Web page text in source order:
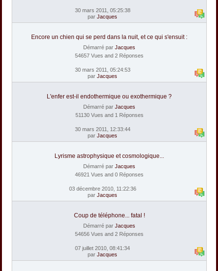
30 mars 2011, 05:25:38
par Jacques
Encore un chien qui se perd dans la nuit, et ce qui s'ensuit :
Démarré par Jacques
54657 Vues and 2 Réponses
30 mars 2011, 05:24:53
par Jacques
L'enfer est-il endothermique ou exothermique ?
Démarré par Jacques
51130 Vues and 1 Réponses
30 mars 2011, 12:33:44
par Jacques
Lyrisme astrophysique et cosmologique...
Démarré par Jacques
46921 Vues and 0 Réponses
03 décembre 2010, 11:22:36
par Jacques
Coup de téléphone... fatal !
Démarré par Jacques
54656 Vues and 2 Réponses
07 juillet 2010, 08:41:34
par Jacques